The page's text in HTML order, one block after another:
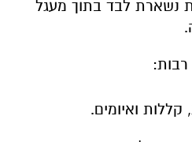
נשארת לבד בתוך מעגל
ואיומים.